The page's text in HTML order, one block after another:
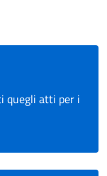
quegli atti per i